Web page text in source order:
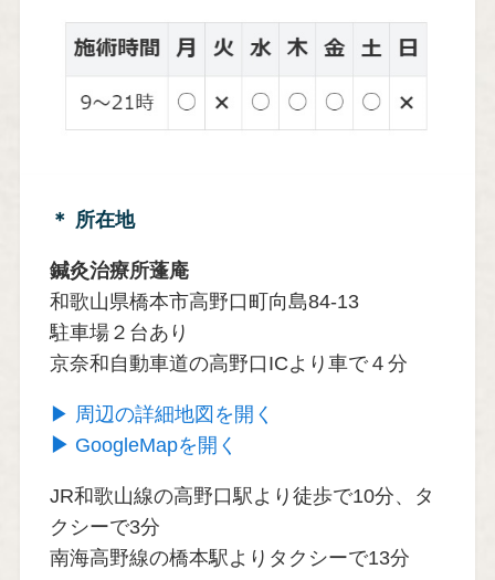
＊ 所在地
鍼灸治療所蓬庵
和歌山県橋本市高野口町向島84-13
駐車場２台あり
京奈和自動車道の高野口ICより車で４分
▶ 周辺の詳細地図を開く
▶ GoogleMapを開く
JR和歌山線の高野口駅より徒歩で10分、タ
クシーで3分
南海高野線の橋本駅よりタクシーで13分